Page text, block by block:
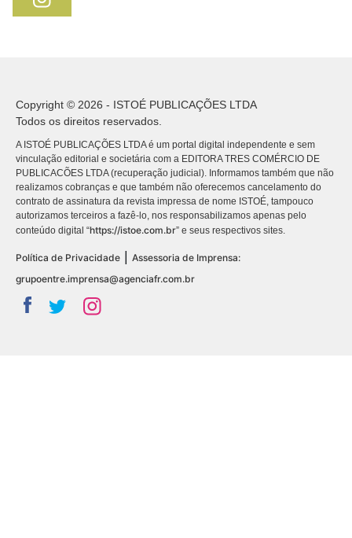
Copyright © 2026 - ISTOÉ PUBLICAÇÕES LTDA
Todos os direitos reservados.
A ISTOÉ PUBLICAÇÕES LTDA é um portal digital independente e sem
vinculação editorial e societária com a EDITORA TRES COMÉRCIO DE
PUBLICACÕES LTDA (recuperação judicial). Informamos também que não
realizamos cobranças e que também não oferecemos cancelamento do
contrato de assinatura da revista impressa de nome ISTOÉ, tampouco
autorizamos terceiros a fazê-lo, nos responsabilizamos apenas pelo
conteúdo digital “https://istoe.com.br” e seus respectivos sites.
Política de Privacidade | Assessoria de Imprensa:
grupoentre.imprensa@agenciafr.com.br